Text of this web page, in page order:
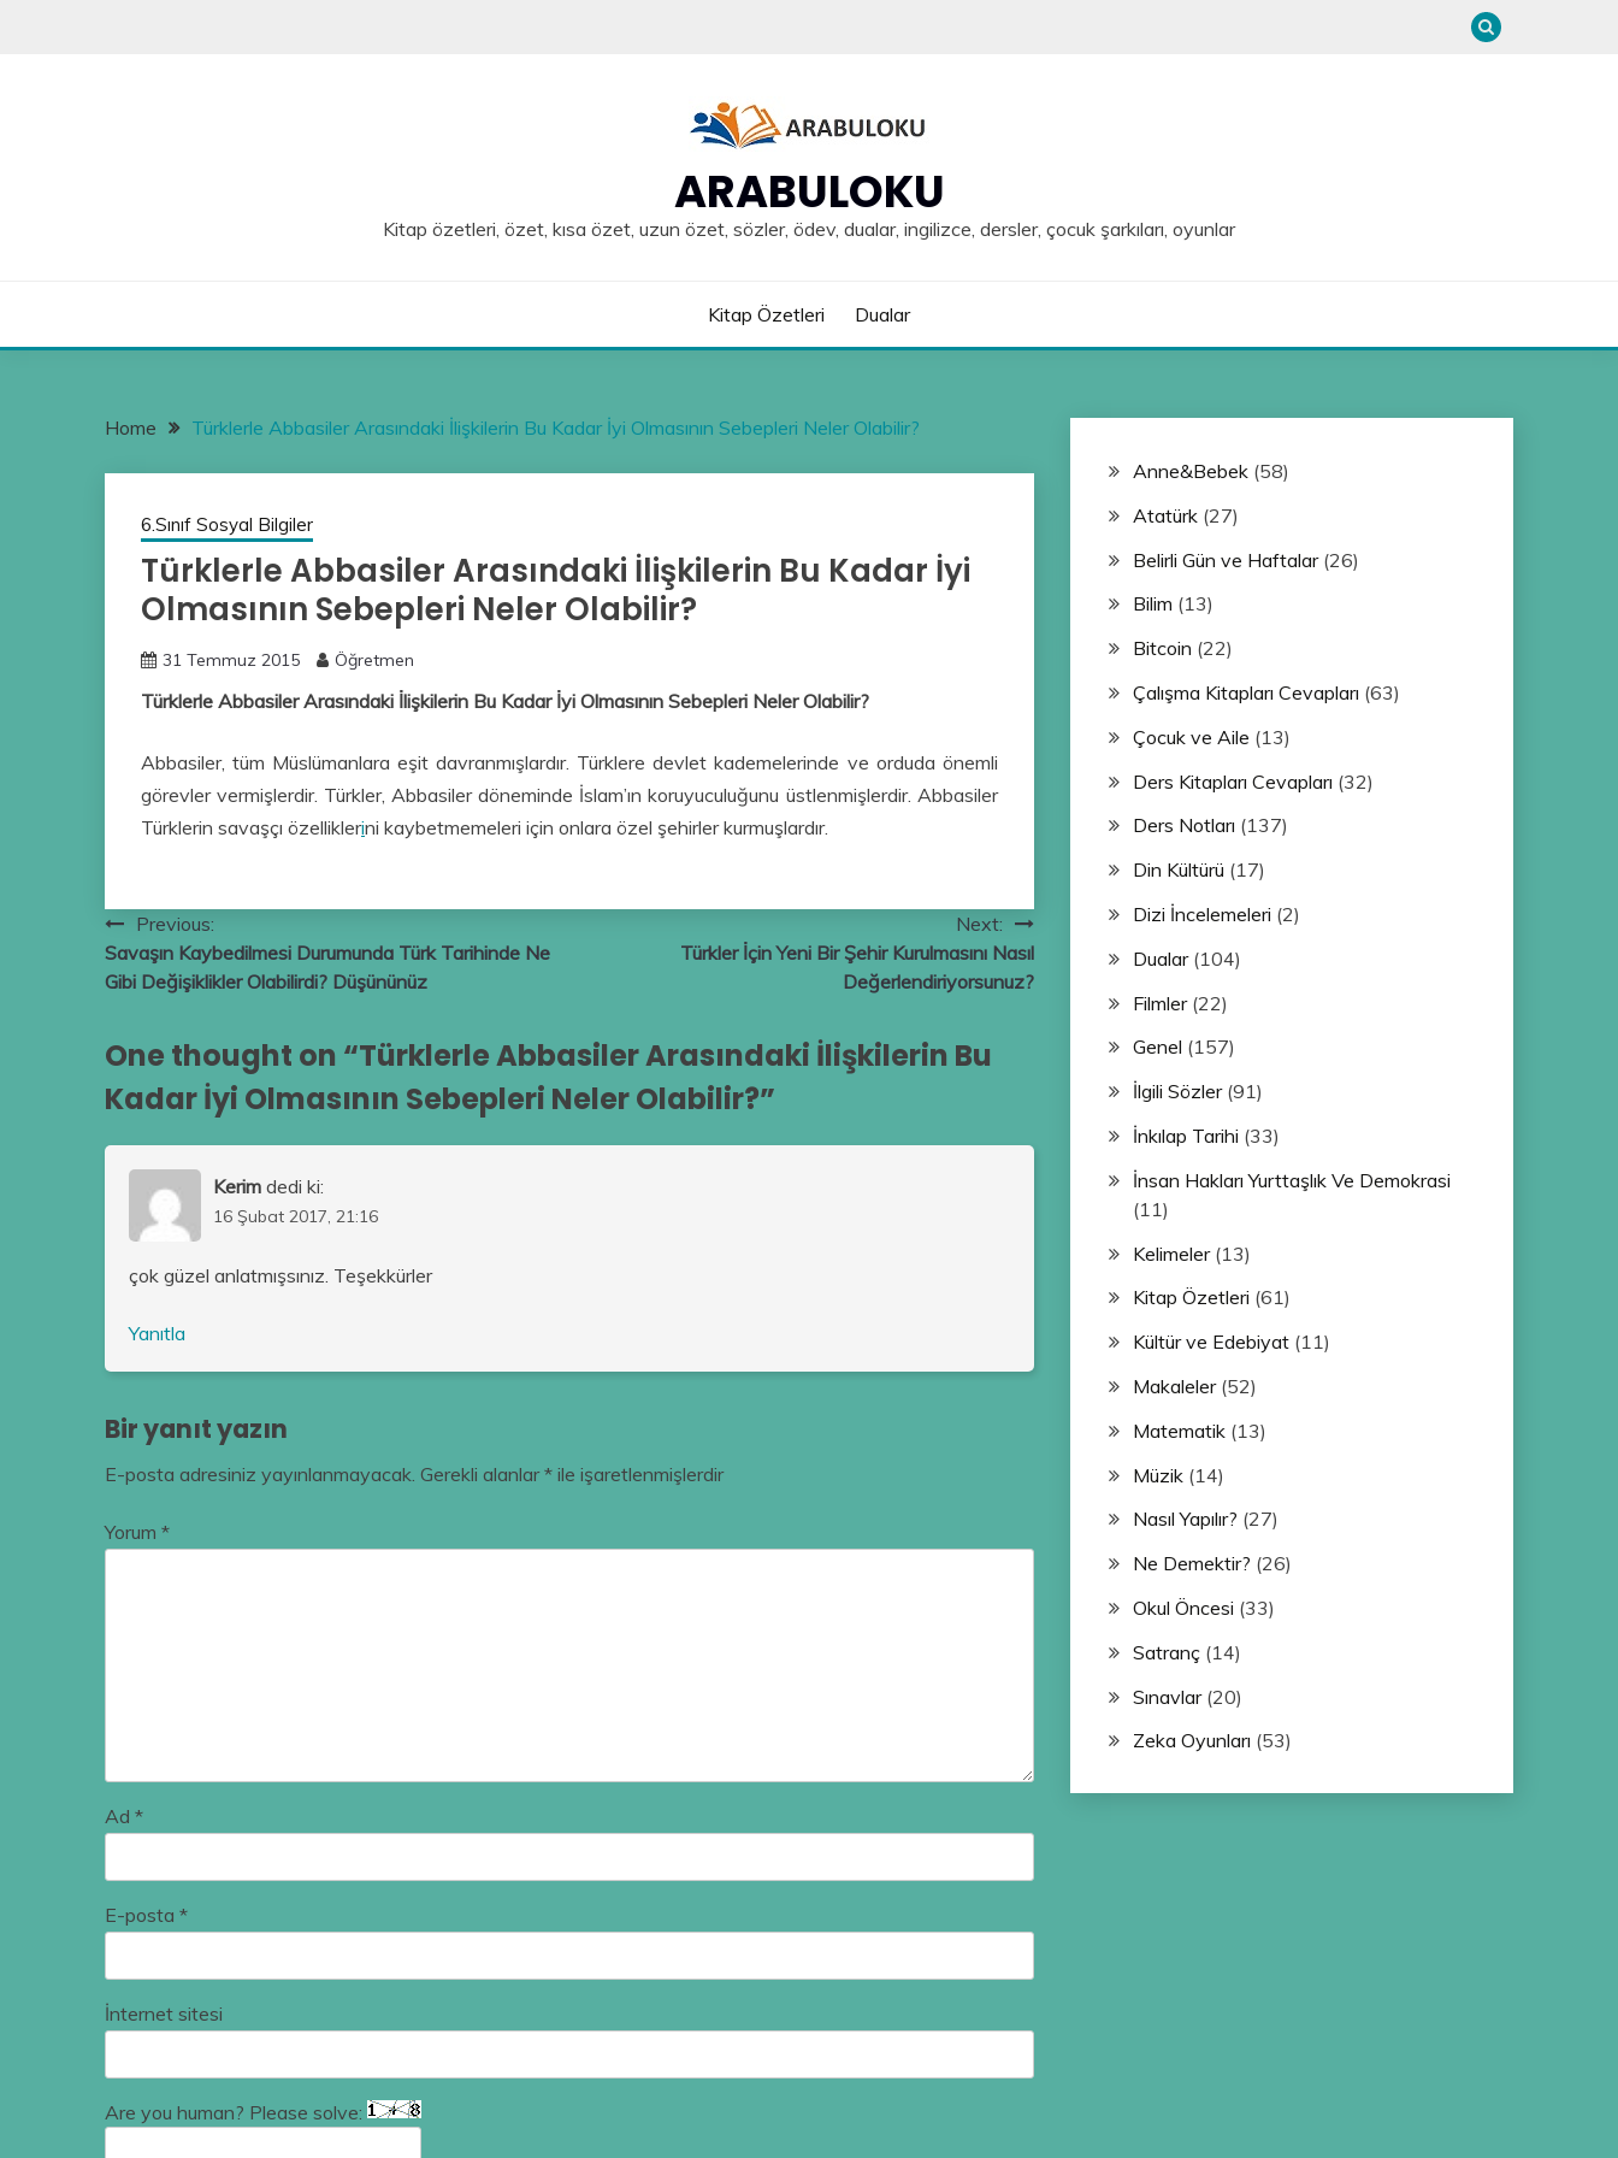
ARABULOKU
Kitap özetleri, özet, kısa özet, uzun özet, sözler, ödev, dualar, ingilizce, dersler, çocuk şarkıları, oyunlar
Kitap Özetleri Dualar
Home Türklerle Abbasiler Arasındaki İlişkilerin Bu Kadar İyi Olmasının Sebepleri Neler Olabilir?
6.Sınıf Sosyal Bilgiler
Türklerle Abbasiler Arasındaki İlişkilerin Bu Kadar İyi
Olmasının Sebepleri Neler Olabilir?
31 Temmuz 2015 Öğretmen
Türklerle Abbasiler Arasındaki İlişkilerin Bu Kadar İyi Olmasının Sebepleri Neler Olabilir?
Abbasiler, tüm Müslümanlara eşit davranmışlardır. Türklere devlet kademelerinde ve orduda önemli
görevler vermişlerdir. Türkler, Abbasiler döneminde İslam’ın koruyuculuğunu üstlenmişlerdir. Abbasiler
Türklerin savaşçı özelliklerini kaybetmemeleri için onlara özel şehirler kurmuşlardır.
Yazı
gezinmesi
Previous:
Savaşın Kaybedilmesi Durumunda Türk Tarihinde Ne
Gibi Değişiklikler Olabilirdi? Düşününüz
Next:
Türkler İçin Yeni Bir Şehir Kurulmasını Nasıl
Değerlendiriyorsunuz?
One thought on “Türklerle Abbasiler Arasındaki İlişkilerin Bu
Kadar İyi Olmasının Sebepleri Neler Olabilir?”
Kerim dedi ki:
16 Şubat 2017, 21:16
çok güzel anlatmışsınız. Teşekkürler
Yanıtla
Bir yanıt yazın
E-posta adresiniz yayınlanmayacak. Gerekli alanlar* ile işaretlenmişlerdir
Yorum *
Ad *
E-posta *
İnternet sitesi
Are you human? Please solve:
Anne&Bebek(58)
Atatürk(27)
Belirli Gün ve Haftalar(26)
Bilim (13)
Bitcoin (22)
Çalışma Kitapları Cevapları (63)
Çocuk ve Aile (13)
Ders Kitapları Cevapları (32)
Ders Notları (137)
Din Kültürü (17)
Dizi İncelemeleri (2)
Dualar(104)
Filmler(22)
Genel (157)
İlgili Sözler(91)
İnkılap Tarihi (33)
İnsan Hakları Yurttaşlık Ve Demokrasi
(11)
Kelimeler(13)
Kitap Özetleri (61)
Kültür ve Edebiyat(11)
Makaleler(52)
Matematik(13)
Müzik(14)
Nasıl Yapılır? (27)
Ne Demektir? (26)
Okul Öncesi (33)
Satranç(14)
Sınavlar(20)
Zeka Oyunları (53)